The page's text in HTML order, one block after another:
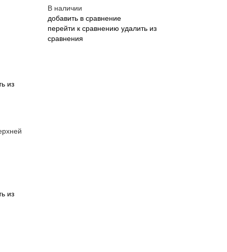
В наличии
добавить в сравнение
перейти к сравнению удалить из
сравнения
из
из